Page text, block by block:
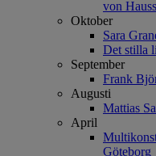
von
Oktober
Sara
Det stilla
September
Frank
Augusti
Mattias
April
Göteborg